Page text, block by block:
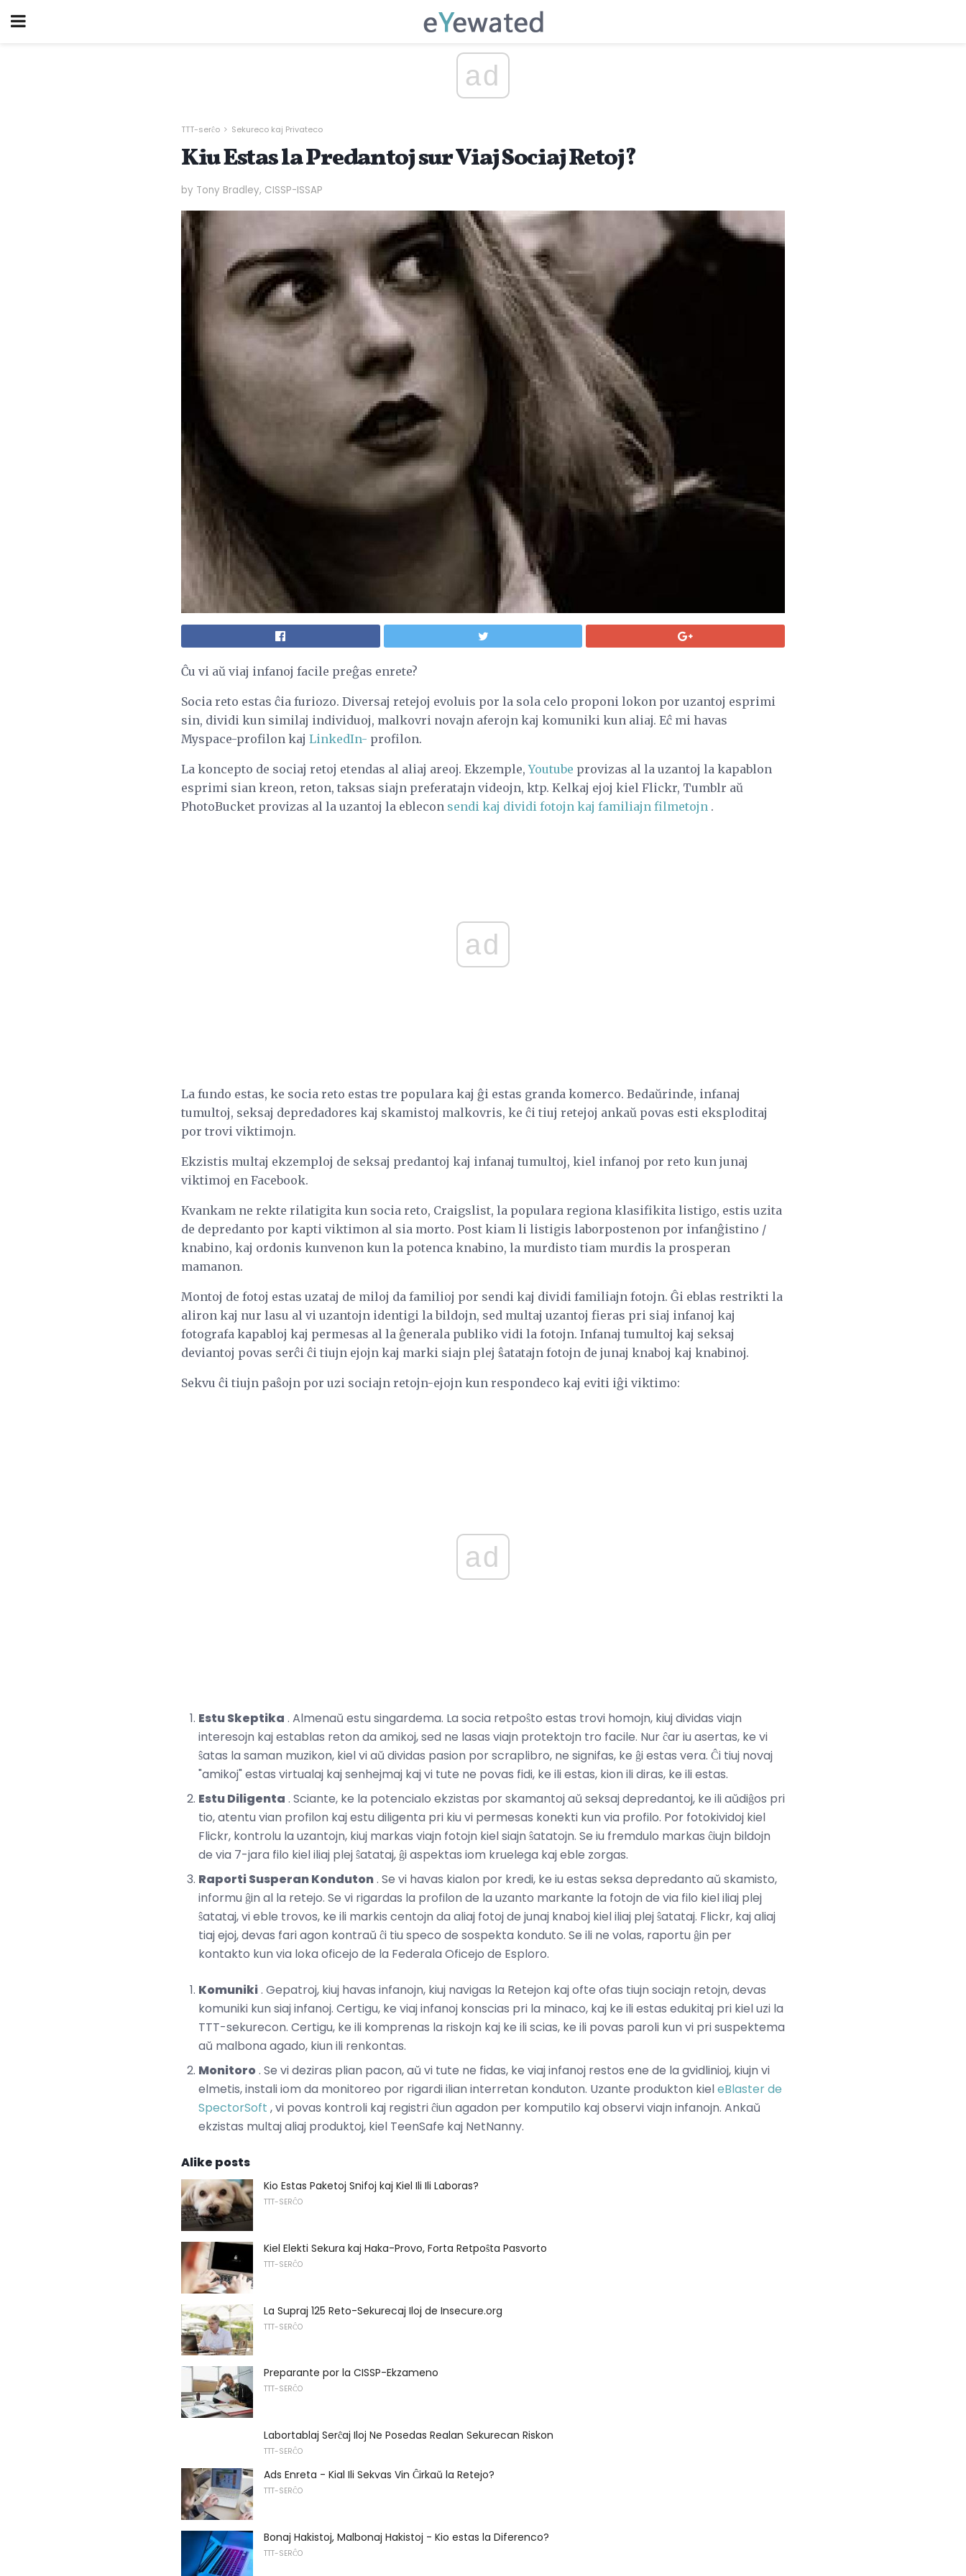
ad
TTT-serĉo Sekureco kaj Privateco
Kiu Estas la Predantoj sur Viaj Sociaj Retoj?
by Tony Bradley, CISSP-ISSAP
Ĉu vi aŭ viaj infanoj facile preĝas enrete?
Socia reto estas ĉia furiozo. Diversaj retejoj evoluis por la sola celo proponi lokon por uzantoj esprimi
sin, dividi kun similaj individuoj, malkovri novajn aferojn kaj komuniki kun aliaj. Eĉ mi havas
Myspace-profilon kaj LinkedIn- profilon.
La koncepto de sociaj retoj etendas al aliaj areoj. Ekzemple,Youtube provizas al la uzantoj la kapablon
esprimi sian kreon, reton, taksas siajn preferatajn videojn, ktp. Kelkaj ejoj kiel Flickr, Tumblr aŭ
PhotoBucket provizas al la uzantoj la eblecon sendi kaj dividi fotojn kaj familiajn filmetojn .
ad
La fundo estas, ke socia reto estas tre populara kaj ĝi estas granda komerco. Bedaŭrinde, infanaj
tumultoj, seksaj depredadores kaj skamistoj malkovris, ke ĉi tiuj retejoj ankaŭ povas esti eksploditaj
por trovi viktimojn.
Ekzistis multaj ekzemploj de seksaj predantoj kaj infanaj tumultoj, kiel infanoj por reto kun junaj
viktimoj en Facebook.
Kvankam ne rekte rilatigita kun socia reto, Craigslist, la populara regiona klasifikita listigo, estis uzita
de depredanto por kapti viktimon al sia morto. Post kiam li listigis laborpostenon por infanĝistino /
knabino, kaj ordonis kunvenon kun la potenca knabino, la murdisto tiam murdis la prosperan
mamanon.
Montoj de fotoj estas uzataj de miloj da familioj por sendi kaj dividi familiajn fotojn. Ĝi eblas restrikti la
aliron kaj nur lasu al vi uzantojn identigi la bildojn, sed multaj uzantoj fieras pri siaj infanoj kaj
fotografa kapabloj kaj permesas al la ĝenerala publiko vidi la fotojn. Infanaj tumultoj kaj seksaj
deviantoj povas serĉi ĉi tiujn ejojn kaj marki siajn plej ŝatatajn fotojn de junaj knaboj kaj knabinoj.
Sekvu ĉi tiujn paŝojn por uzi sociajn retojn-ejojn kun respondeco kaj eviti iĝi viktimo:
ad
Estu Skeptika . Almenaŭ estu singardema. La socia retpoŝto estas trovi homojn, kiuj dividas viajn
interesojn kaj establas reton da amikoj, sed ne lasas viajn protektojn tro facile. Nur ĉar iu asertas, ke vi
ŝatas la saman muzikon, kiel vi aŭ dividas pasion por scraplibro, ne signifas, ke ĝi estas vera. Ĉi tiuj novaj
"amikoj" estas virtualaj kaj senhejmaj kaj vi tute ne povas fidi, ke ili estas, kion ili diras, ke ili estas.
Estu Diligenta . Sciante, ke la potencialo ekzistas por skamantoj aŭ seksaj depredantoj, ke ili aŭdiĝos pri
tio, atentu vian profilon kaj estu diligenta pri kiu vi permesas konekti kun via profilo. Por fotokividoj kiel
Flickr, kontrolu la uzantojn, kiuj markas viajn fotojn kiel siajn ŝatatojn. Se iu fremdulo markas ĉiujn bildojn
de via 7-jara filo kiel iliaj plej ŝatataj, ĝi aspektas iom kruelega kaj eble zorgas.
Raporti Susperan Konduton. Se vi havas kialon por kredi, ke iu estas seksa depredanto aŭ skamisto,
informu ĝin al la retejo. Se vi rigardas la profilon de la uzanto markante la fotojn de via filo kiel iliaj plej
ŝatataj, vi eble trovos, ke ili markis centojn da aliaj fotoj de junaj knaboj kiel iliaj plej ŝatataj. Flickr, kaj aliaj
tiaj ejoj, devas fari agon kontraŭ ĉi tiu speco de sospekta konduto. Se ili ne volas, raportu ĝin per
kontakto kun via loka oficejo de la Federala Oficejo de Esploro.
Komuniki. Gepatroj, kiuj havas infanojn, kiuj navigas la Retejon kaj ofte ofas tiujn sociajn retojn, devas
komuniki kun siaj infanoj. Certigu, ke viaj infanoj konscias pri la minaco, kaj ke ili estas edukitaj pri kiel uzi la
TTT-sekurecon. Certigu, ke ili komprenas la riskojn kaj ke ili scias, ke ili povas paroli kun vi pri suspektema
aŭ malbona agado, kiun ili renkontas.
Monitoro. Se vi deziras plian pacon, aŭ vi tute ne fidas, ke viaj infanoj restos ene de la gvidlinioj, kiujn vi
elmetis, instali iom da monitoreo por rigardi ilian interretan konduton. Uzante produkton kieleBlaster de
SpectorSoft , vi povas kontroli kaj registri ĉiun agadon per komputilo kaj observi viajn infanojn. Ankaŭ
ekzistas multaj aliaj produktoj, kiel TeenSafe kaj NetNanny.
Alike posts
Kio Estas Paketoj Snifoj kaj Kiel Ili Ili Laboras?
TTT-SERĈO
Kiel Elekti Sekura kaj Haka-Provo, Forta Retpoŝta Pasvorto
TTT-SERĈO
La Supraj 125 Reto-Sekurecaj Iloj de Insecure.org
TTT-SERĈO
Preparante por la CISSP-Ekzameno
TTT-SERĈO
Labortablaj Serĉaj Iloj Ne Posedas Realan Sekurecan Riskon
TTT-SERĈO
Ads Enreta - Kial Ili Sekvas Vin Ĉirkaŭ la Retejo?
TTT-SERĈO
Bonaj Hakistoj, Malbonaj Hakistoj - Kio estas la Diferenco?
TTT-SERĈO